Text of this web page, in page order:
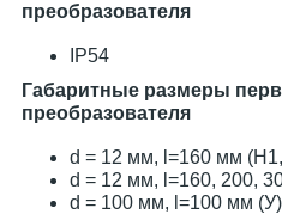
преобразователя
IP54
Габаритные размеры
преобразователя
d = 12 мм, l=160 мм
d = 12 мм, l=160, 200,
d = 100 мм, l=100 мм (У)